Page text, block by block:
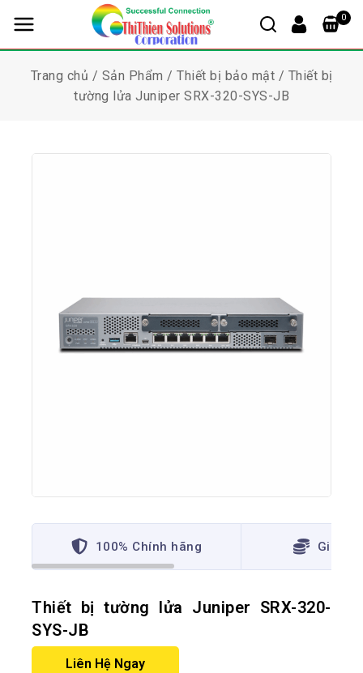
0
Trang chủ / Sản Phẩm / Thiết bị bảo mật / Thiết bị
tường lửa Juniper SRX-320-SYS-JB
100% Chính hãng Giá
Thiết bị tường lửa Juniper SRX-320-
SYS-JB
Liên Hệ Ngay